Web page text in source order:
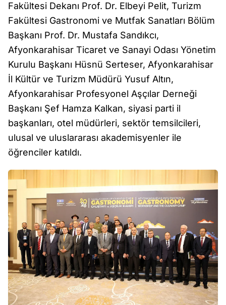
Fakültesi Dekanı Prof. Dr. Elbeyi Pelit, Turizm
Fakültesi Gastronomi ve Mutfak Sanatları Bölüm
Başkanı Prof. Dr. Mustafa Sandıkcı,
Afyonkarahisar Ticaret ve Sanayi Odası Yönetim
Kurulu Başkanı Hüsnü Serteser, Afyonkarahisar
İl Kültür ve Turizm Müdürü Yusuf Altın,
Afyonkarahisar Profesyonel Aşçılar Derneği
Başkanı Şef Hamza Kalkan, siyasi parti il
başkanları, otel müdürleri, sektör temsilcileri,
ulusal ve uluslararası akademisyenler ile
öğrenciler katıldı.